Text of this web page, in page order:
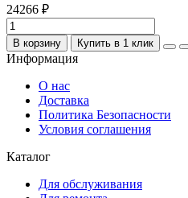
24266 ₽
В корзину Купить в 1 клик
Информация
О нас
Доставка
Политика Безопасности
Условия соглашения
Каталог
Для обслуживания